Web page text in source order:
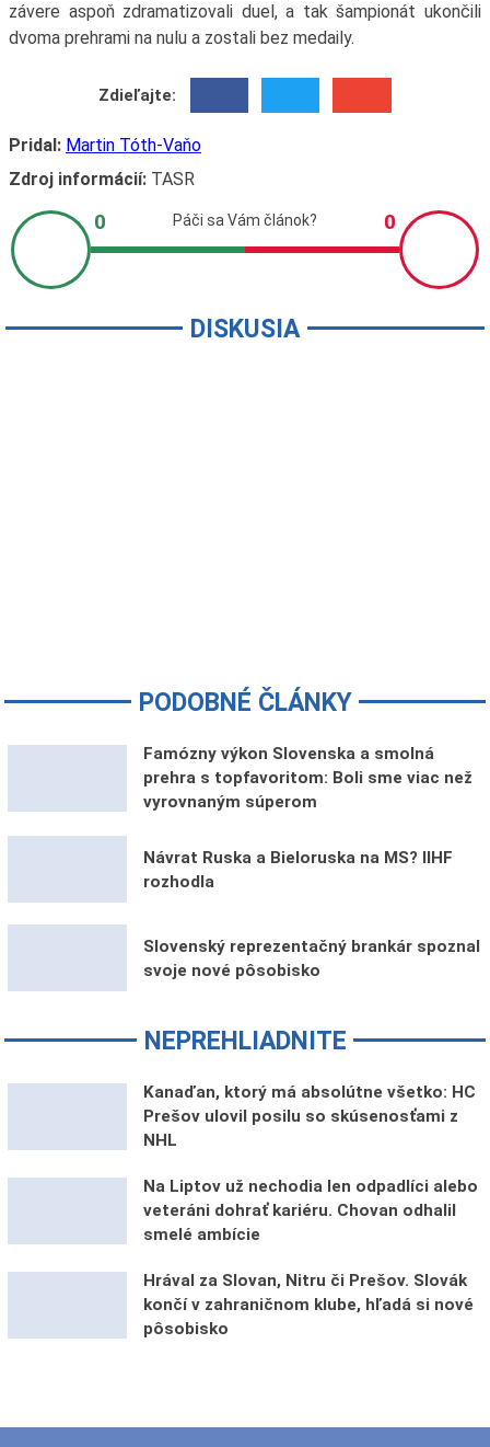
závere aspoň zdramatizovali duel, a tak šampionát ukončili
dvoma prehrami na nulu a zostali bez medaily.
Zdieľajte:
Pridal: Martin Tóth-Vaňo
Zdroj informácií:TASR
DISKUSIA
PODOBNÉ ČLÁNKY
Famózny výkon Slovenska a smolná
prehra s topfavoritom: Boli sme viac než
vyrovnaným súperom
Návrat Ruska a Bieloruska na MS? IIHF
rozhodla
Slovenský reprezentačný brankár spoznal
svoje nové pôsobisko
NEPREHLIADNITE
Kanaďan, ktorý má absolútne všetko: HC
Prešov ulovil posilu so skúsenosťami z
NHL
Na Liptov už nechodia len odpadlíci alebo
veteráni dohrať kariéru. Chovan odhalil
smelé ambície
Hrával za Slovan, Nitru či Prešov. Slovák
končí v zahraničnom klube, hľadá si nové
pôsobisko